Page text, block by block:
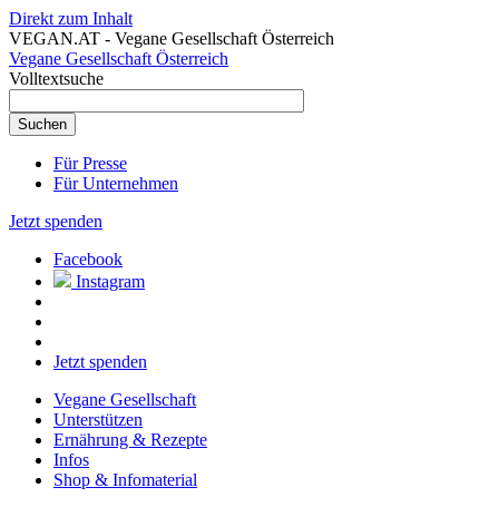
Direkt zum Inhalt
VEGAN.AT - Vegane Gesellschaft Österreich
Vegane Gesellschaft Österreich
Volltextsuche
Für Presse
Für Unternehmen
Jetzt spenden
Facebook
Instagram
Jetzt spenden
Vegane Gesellschaft
Unterstützen
Ernährung & Rezepte
Infos
Shop & Infomaterial